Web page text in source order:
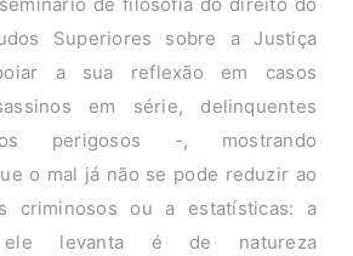
de filosofia do direito do
Superiores sobre a Justiça
a sua reflexão em casos
em série, delinquentes
perigosos -, mostrando
o mal já não se pode reduzir ao
criminosos ou a estatísticas: a
levanta é de natureza